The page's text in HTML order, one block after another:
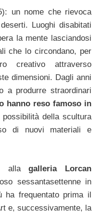
un nome che rievoca
Luoghi disabitati
la mente lasciandosi
che lo circondano, per
creativo attraverso
dimensioni. Dagli anni
a produrre straordinari
hanno reso famoso in
della scultura
di nuovi materiali e
allagalleria Lorcan
sessantasettenne in
ha frequentato prima il
e, successivamente, la